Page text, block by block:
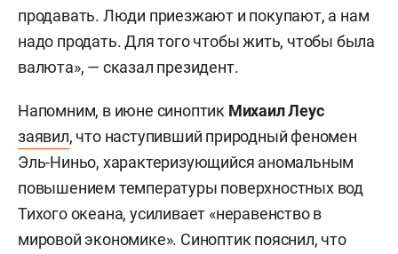
продавать. Люди приезжают и покупают, а нам
надо продать. Для того чтобы жить, чтобы была
валюта», — сказал президент.
Напомним, в июне синоптик Михаил Леус
заявил, что наступивший природный феномен
Эль-Ниньо, характеризующийся аномальным
повышением температуры поверхностных вод
Тихого океана, усиливает «неравенство в
мировой экономике». Синоптик пояснил, что